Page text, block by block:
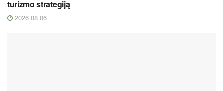
turizmo strategiją
2026 08 06